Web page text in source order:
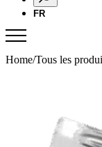
FR
Home/Tous les